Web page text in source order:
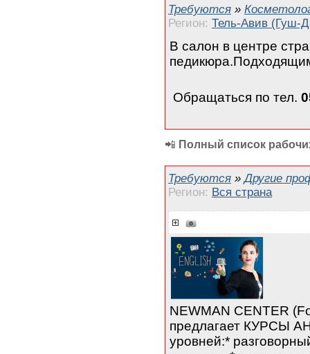
Требуются »
Регион: Тель-Авив (Гуш-
В салон в центре
Обращаться по тел.
📲 Полный список
Требуются »Другие
Регион: Вся страна
NEWMAN CENTER
предлагает КУРСЫ
уровней:*